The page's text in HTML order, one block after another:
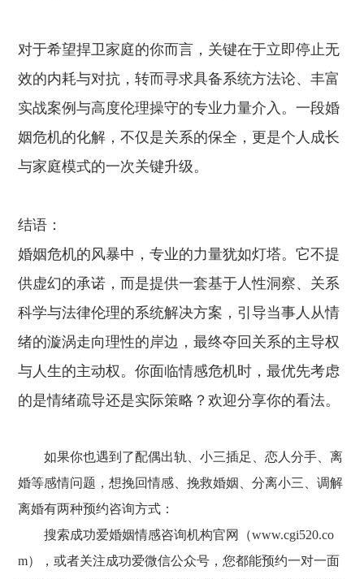
对于希望捍卫家庭的你而言，关键在于立即停止无
效的内耗与对抗，转而寻求具备系统方法论、丰富
实战案例与高度伦理操守的专业力量介入。一段婚
姻危机的化解，不仅是关系的保全，更是个人成长
与家庭模式的一次关键升级。
结语：
婚姻危机的风暴中，专业的力量犹如灯塔。它不提
供虚幻的承诺，而是提供一套基于人性洞察、关系
科学与法律伦理的系统解决方案，引导当事人从情
绪的漩涡走向理性的岸边，最终夺回关系的主导权
与人生的主动权。你面临情感危机时，最优先考虑
的是情绪疏导还是实际策略？欢迎分享你的看法。
如果你也遇到了配偶出轨、小三插足、恋人分手、离
婚等感情问题，想挽回情感、挽救婚姻、分离小三、调解
离婚有两种预约咨询方式：
搜索成功爱婚姻情感咨询机构官网（www.cgi520.co
m），或者关注成功爱微信公众号，您都能预约一对一面